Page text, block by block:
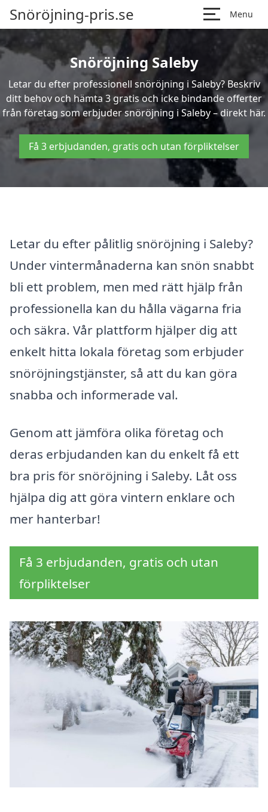
Snöröjning-pris.se Menu
Snöröjning Saleby
Letar du efter professionell snöröjning i Saleby? Beskriv
ditt behov och hämta 3 gratis och icke bindande offerter
från företag som erbjuder snöröjning i Saleby – direkt här.
Få 3 erbjudanden, gratis och utan förpliktelser
Letar du efter pålitlig snöröjning i Saleby?
Under vintermånaderna kan snön snabbt
bli ett problem, men med rätt hjälp från
professionella kan du hålla vägarna fria
och säkra. Vår plattform hjälper dig att
enkelt hitta lokala företag som erbjuder
snöröjningstjänster, så att du kan göra
snabba och informerade val.
Genom att jämföra olika företag och
deras erbjudanden kan du enkelt få ett
bra pris för snöröjning i Saleby. Låt oss
hjälpa dig att göra vintern enklare och
mer hanterbar!
Få 3 erbjudanden, gratis och utan
förpliktelser